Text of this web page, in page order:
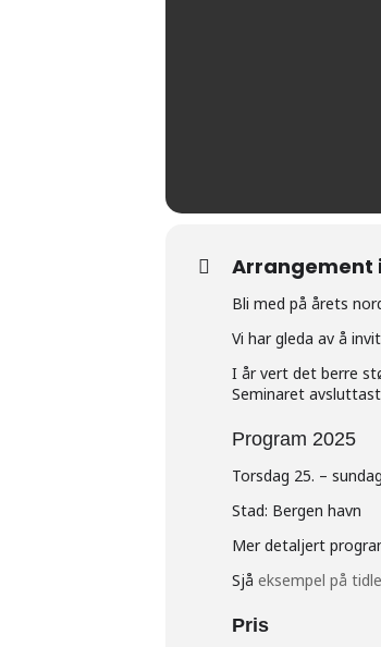
Arrangement
Bli med på årets
Vi har gleda av å
I år vert det berre
Seminaret
Program 2025
Torsdag 25. –
Stad: Bergen havn
Mer detaljert
Sjå eksempel på
Pris